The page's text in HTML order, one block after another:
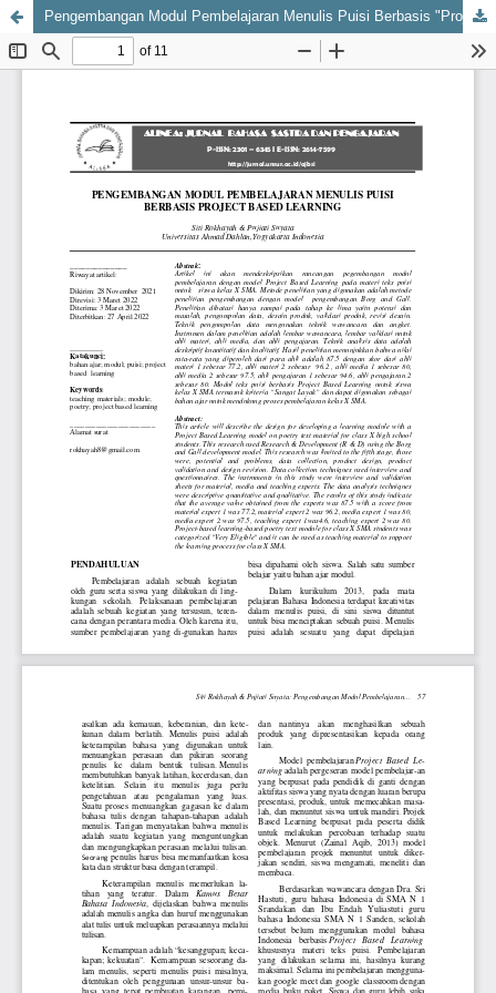
Pengembangan Modul Pembelajaran Menulis Puisi Berbasis "Project Based Learning"